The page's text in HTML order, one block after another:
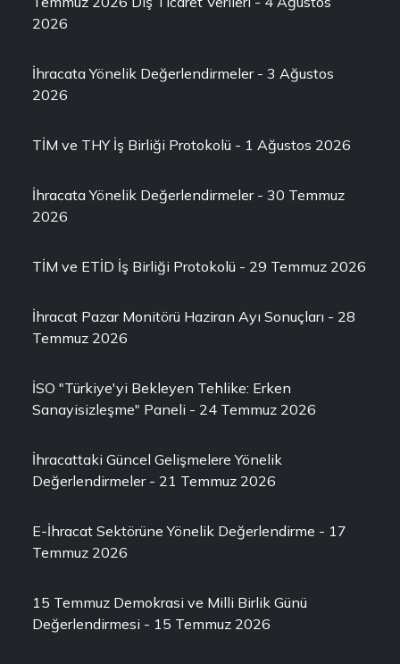
2026
İhracata Yönelik Değerlendirmeler - 3 Ağustos
2026
TİM ve THY İş Birliği Protokolü - 1 Ağustos 2026
İhracata Yönelik Değerlendirmeler - 30 Temmuz
2026
TİM ve ETİD İş Birliği Protokolü - 29 Temmuz 2026
İhracat Pazar Monitörü Haziran Ayı Sonuçları - 28
Temmuz 2026
İSO "Türkiye'yi Bekleyen Tehlike: Erken
Sanayisizleşme" Paneli - 24 Temmuz 2026
İhracattaki Güncel Gelişmelere Yönelik
Değerlendirmeler - 21 Temmuz 2026
E-İhracat Sektörüne Yönelik Değerlendirme - 17
Temmuz 2026
15 Temmuz Demokrasi ve Milli Birlik Günü
Değerlendirmesi - 15 Temmuz 2026